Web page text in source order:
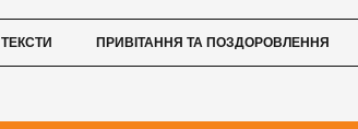
ТЕКСТИ ПРИВІТАННЯ ТА ПОЗДОРОВЛЕННЯ